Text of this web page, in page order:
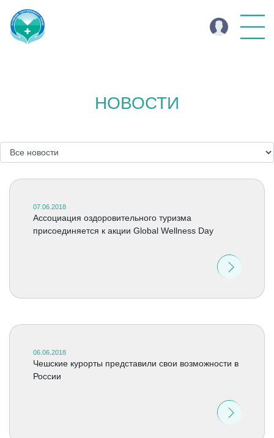
НОВОСТИ
07.06.2018
Ассоциация оздоровительного туризма
присоединяется к акции Global Wellness Day
06.06.2018
Чешские курорты представили свои возможности в
России